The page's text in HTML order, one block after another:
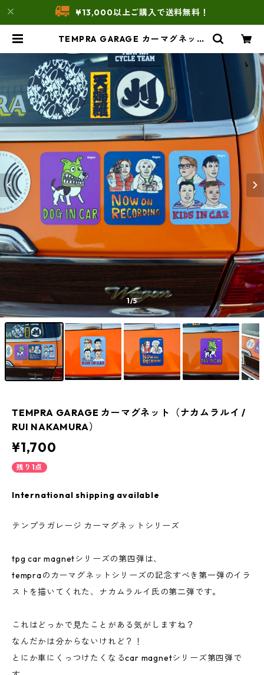
¥13,000以上ご購入で送料無料！
TEMPRA GARAGE カーマグネット
A） | THE UNFORM STORE
1/5
TEMPRA GARAGE カーマグネット（ナカムラルイ /
RUI NAKAMURA）
¥1,700
残り1点
International shipping available
テンプラガレージ カーマグネットシリーズ
tpg car magnetシリーズの第四弾は、
tempraのカーマグネットシリーズの記念すべき第一弾のイラ
ストを描いてくれた、ナカムラルイ氏の第二弾です。
これはどっかで見たことがある気がしますね？
なんだかは分からないけれど？！
とにか車にくっつけたくなるcar magnetシリーズ第四弾で